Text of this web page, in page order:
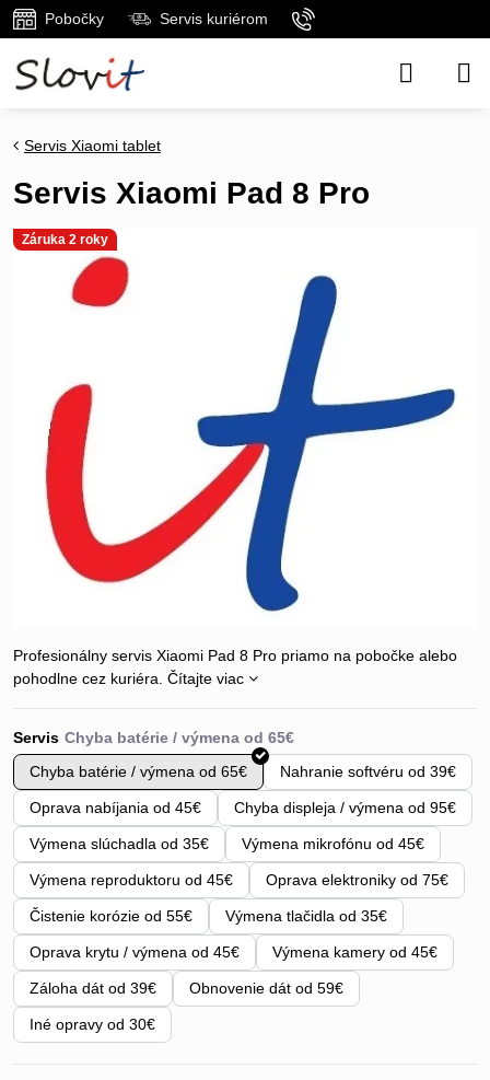
Pobočky Servis kuriérom
Záruka 2 roky
Servis Xiaomi tablet
Servis Xiaomi Pad 8 Pro
Profesionálny servis Xiaomi Pad 8 Pro priamo na pobočke alebo
pohodlne cez kuriéra. Čítajte viac
Servis
Chyba batérie / výmena od 65€
Nahranie softvéru od 39€
Oprava nabíjania od 45€ Chyba displeja / výmena od 95€
Výmena slúchadla od 35€ Výmena mikrofónu od 45€
Výmena reproduktoru od 45€ Oprava elektroniky od 75€
Čistenie korózie od 55€ Výmena tlačidla od 35€
Oprava krytu / výmena od 45€ Výmena kamery od 45€
Záloha dát od 39€ Obnovenie dát od 59€
Iné opravy od 30€